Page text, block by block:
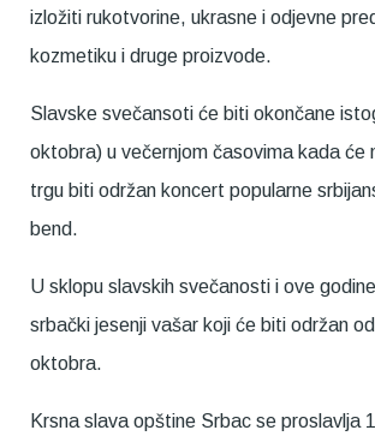
izložiti rukotvorine, ukrasne i odjevne
kozmetiku i druge proizvode.
Slavske svečansoti će biti okončane
oktobra) u večernjom časovima kada će
trgu biti održan koncert popularne
bend.
U sklopu slavskih svečanosti i ove
srbački jesenji vašar koji će biti održan
oktobra.
Krsna slava opštine Srbac se proslavlja